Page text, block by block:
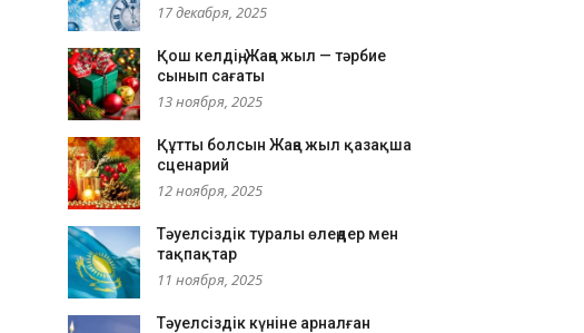
17 декабря, 2025
Қош келдің, Жаңа жыл — тәрбие
сынып сағаты
13 ноября, 2025
Құтты болсын Жаңа жыл қазақша
сценарий
12 ноября, 2025
Тәуелсіздік туралы өлеңдер мен
тақпақтар
11 ноября, 2025
Тәуелсіздік күніне арналған